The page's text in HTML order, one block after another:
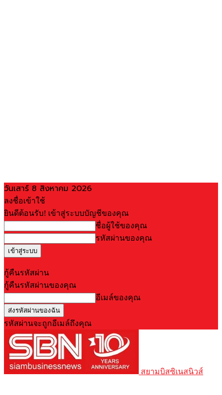
วันเสาร์ 8 สิงหาคม 2026
ลงชื่อเข้าใช้
ยินดีต้อนรับ! เข้าสู่ระบบบัญชีของคุณ
ชื่อผู้ใช้ของคุณ
รหัสผ่านของคุณ
กู้คืนรหัสผ่าน
กู้คืนรหัสผ่านของคุณ
อีเมล์ของคุณ
รหัสผ่านจะถูกอีเมล์ถึงคุณ
สยามบิสซิเนสนิวส์